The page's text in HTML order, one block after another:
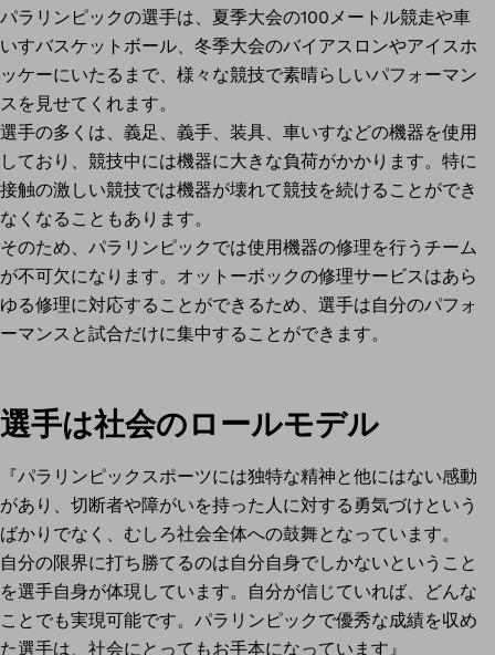
パラリンピックの選手は、夏季大会の100メートル競走や車
いすバスケットボール、冬季大会のバイアスロンやアイスホ
ッケーにいたるまで、様々な競技で素晴らしいパフォーマン
スを見せてくれます。
選手の多くは、義足、義手、装具、車いすなどの機器を使用
しており、競技中には機器に大きな負荷がかかります。特に
接触の激しい競技では機器が壊れて競技を続けることができ
なくなることもあります。
そのため、パラリンピックでは使用機器の修理を行うチーム
が不可欠になります。オットーボックの修理サービスはあら
ゆる修理に対応することができるため、選手は自分のパフォ
ーマンスと試合だけに集中することができます。
選手は社会のロールモデル
『パラリンピックスポーツには独特な精神と他にはない感動
があり、切断者や障がいを持った人に対する勇気づけという
ばかりでなく、むしろ社会全体への鼓舞となっています。
自分の限界に打ち勝てるのは自分自身でしかないということ
を選手自身が体現しています。自分が信じていれば、どんな
ことでも実現可能です。パラリンピックで優秀な成績を収め
た選手は、社会にとってもお手本になっています』